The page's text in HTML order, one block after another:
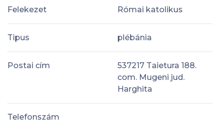
Felekezet Római katolikus
Tipus plébánia
Postai cím
537217 Taietura 188.
com. Mugeni jud.
Harghita
Telefonszám